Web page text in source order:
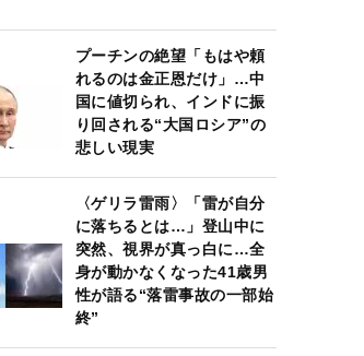
プーチンの絶望「もはや頼
れるのは金正恩だけ」…中
国に値切られ、インドに振
り回される“大国ロシア”の
悲しい現実
〈ゲリラ雷雨〉「雷が自分
に落ちるとは…」登山中に
突然、視界が真っ白に…全
身が動かなくなった41歳男
性が語る“落雷事故の一部始
終”